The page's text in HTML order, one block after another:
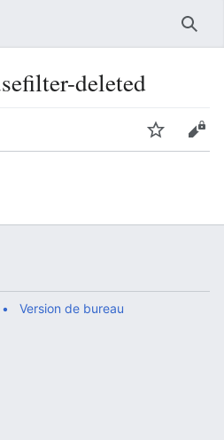
deleted
Suivre
Version de bureau